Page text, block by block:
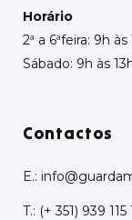
Horário
2ª a 6ªfeira: 9h
Sábado: 9h às
Contactos
E.:
T.: (+ 351) 939 115